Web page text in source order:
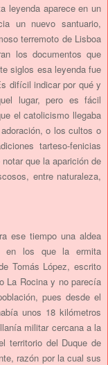
leyenda aparece en un
un nuevo santuario,
terremoto de Lisboa
los documentos que
siglos esa leyenda fue
difícil indicar por qué y
lugar, pero es fácil
el catolicismo llegaba
o los cultos o
tarteso-fenicias
que la aparición de
entre naturaleza,
ese tiempo una aldea
en los que la ermita
Tomás López, escrito
La Rocina y no parecía
pues desde el
unos 18 kilómetros
militar cercana a la
territorio del Duque de
razón por la cual sus